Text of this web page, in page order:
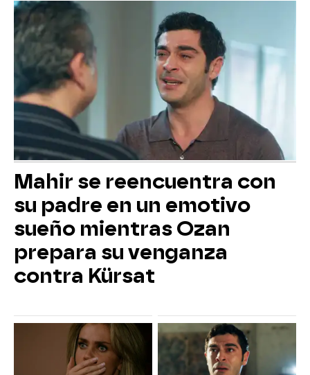
Mahir se reencuentra con
su padre en un emotivo
sueño mientras Ozan
prepara su venganza
contra Kürsat